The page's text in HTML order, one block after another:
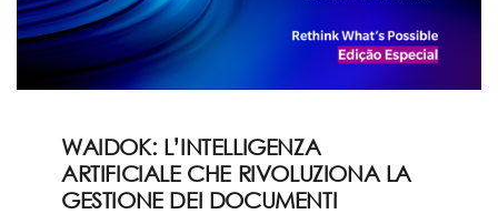
WAIDOK: L’INTELLIGENZA
ARTIFICIALE CHE RIVOLUZIONA LA
GESTIONE DEI DOCUMENTI